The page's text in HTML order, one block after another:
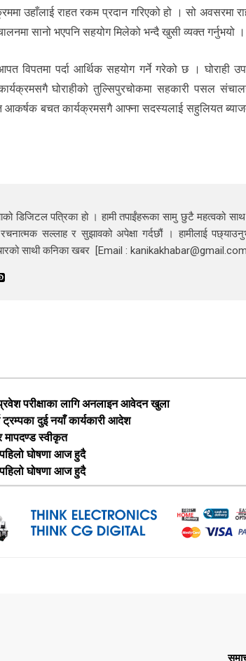
उहाँलाई राहत रकम प्रदान गरिएको हो । सो
सानो भएपनि सहयोग मिलेको भन्दै खुसी व्यक्त गर्नुभयो ।
पर्दा आर्थिक सहयोग गर्ने गरेको छ । घोराही
घोराहीको तुल्सिपुरचोकमा सहकारी पसल
आकर्षक बचत कार्यक्रमसगै आफ्ना सदस्यलाई सहुलियत
डिजिटल पत्रिका हो । हामी तपाईंहरूका सामु छुटै महत्वको
सल्लाह र सुझावको अपेक्षा गर्दछौं । हामीलाई
साथी कनिका खबर [Email :
परीक्षाका लागि अनलाइन आवेदन खुला
ट्रम्पका दुई नयाँ कार्यकारी आदेश
मापदण्ड स्वीकृत
पहिलो घोषणा आज हुदै
पहिलो घोषणा आज हुदै